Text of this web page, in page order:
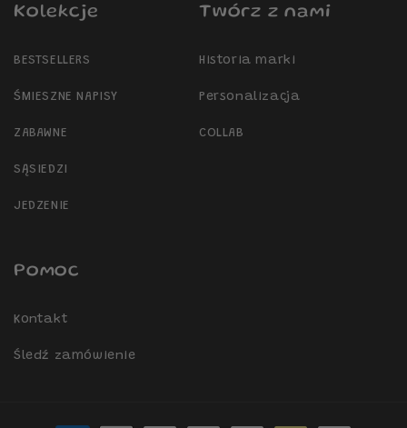
Kolekcje
BESTSELLERS
ŚMIESZNE NAPISY
ZABAWNE
SĄSIEDZI
JEDZENIE
Twórz z nami
Historia marki
Personalizacja
COLLAB
Pomoc
Kontakt
Śledź zamówienie